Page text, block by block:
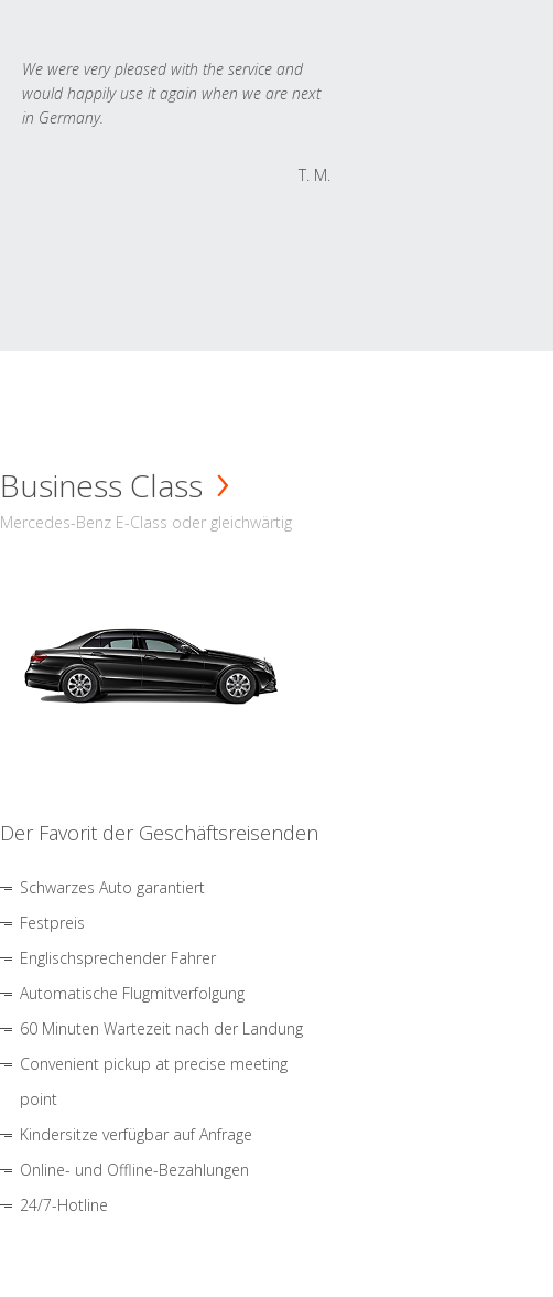
We were very pleased with the service and
would happily use it again when we are next
in Germany.
T. M.
Business Class
Mercedes-Benz E-Class oder gleichwärtig
Der Favorit der Geschäftsreisenden
Schwarzes Auto garantiert
Festpreis
Englischsprechender Fahrer
Automatische Flugmitverfolgung
60 Minuten Wartezeit nach der Landung
Convenient pickup at precise meeting
point
Kindersitze verfügbar auf Anfrage
Online- und Offline-Bezahlungen
24/7-Hotline